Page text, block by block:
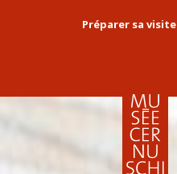
Préparer sa visite